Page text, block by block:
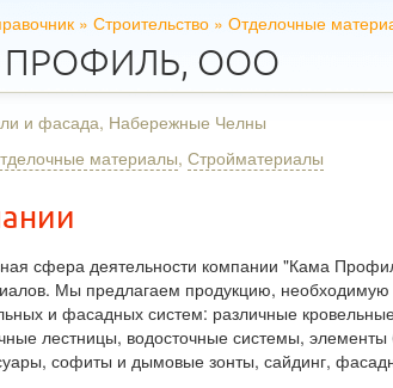
» Строительство » Отделочные
ПРОФИЛЬ, ООО
и фасада, Набережные Челны
материалы, Стройматериалы
сфера деятельности компании "Кама
Мы предлагаем продукцию, необходимую
и фасадных систем: различные
лестницы, водосточные системы, элементы
софиты и дымовые зонты, сайдинг,